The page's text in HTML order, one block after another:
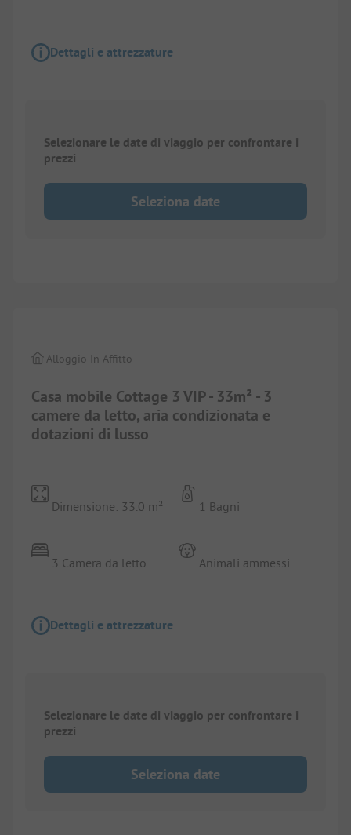
Dettagli e attrezzature
Selezionare le date di viaggio per confrontare i
prezzi
Seleziona date
Casa mobile Cottage 3 VIP - 33m² - 3
camere da letto, aria condizionata e
dotazioni di lusso
Alloggio In Affitto
Dimensione: 33.0 m²
3 Camera da letto
1 Bagni
Animali ammessi
Dettagli e attrezzature
Selezionare le date di viaggio per confrontare i
prezzi
Seleziona date